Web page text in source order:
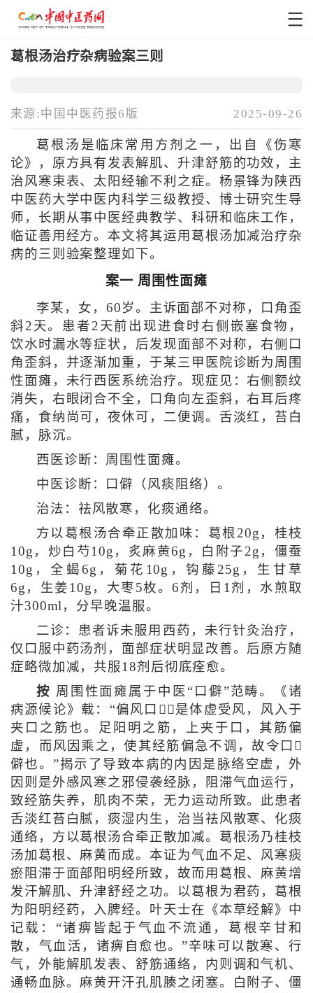
葛根汤治疗杂病验案三则
来源:中国中医药报6版 2025-09-26
葛根汤是临床常用方剂之一，出自《伤寒
论》，原方具有发表解肌、升津舒筋的功效，主
治风寒束表、太阳经输不利之症。杨景锋为陕西
中医药大学中医内科学三级教授、博士研究生导
师，长期从事中医经典教学、科研和临床工作，
临证善用经方。本文将其运用葛根汤加减治疗杂
病的三则验案整理如下。
案一 周围性面瘫
李某，女，60岁。主诉面部不对称，口角歪
斜2天。患者2天前出现进食时右侧嵌塞食物，
饮水时漏水等症状，后发现面部不对称，右侧口
角歪斜，并逐渐加重，于某三甲医院诊断为周围
性面瘫，未行西医系统治疗。现症见：右侧额纹
消失，右眼闭合不全，口角向左歪斜，右耳后疼
痛，食纳尚可，夜休可，二便调。舌淡红，苔白
腻，脉沉。
西医诊断：周围性面瘫。
中医诊断：口僻（风痰阻络）。
治法：祛风散寒，化痰通络。
方以葛根汤合牵正散加味：葛根20g，桂枝
10g，炒白芍10g，炙麻黄6g，白附子2g，僵蚕
10g，全蝎6g，菊花10g，钩藤25g，生甘草
6g，生姜10g，大枣5枚。6剂，日1剂，水煎取
汁300ml，分早晚温服。
二诊：患者诉未服用西药，未行针灸治疗，
仅口服中药汤剂，面部症状明显改善。后原方随
症略微加减，共服18剂后彻底痊愈。
按 周围性面瘫属于中医“口僻”范畴。《诸
病源候论》载：“偏风口，是体虚受风，风入于
夹口之筋也。足阳明之筋，上夹于口，其筋偏
虚，而风因乘之，使其经筋偏急不调，故令口
僻也。”揭示了导致本病的内因是脉络空虚，外
因则是外感风寒之邪侵袭经脉，阻滞气血运行，
致经筋失养，肌肉不荣，无力运动所致。此患者
舌淡红苔白腻，痰湿内生，治当祛风散寒、化痰
通络，方以葛根汤合牵正散加减。葛根汤乃桂枝
汤加葛根、麻黄而成。本证为气血不足、风寒痰
瘀阻滞于面部阳明经所致，故而用葛根、麻黄增
发汗解肌、升津舒经之功。以葛根为君药，葛根
为阳明经药，入脾经。叶天士在《本草经解》中
记载：“诸痹皆起于气血不流通，葛根辛甘和
散，气血活，诸痹自愈也。”辛味可以散寒、行
气，外能解肌发表、舒筋通络，内则调和气机、
通畅血脉。麻黄开汗孔肌腠之闭塞。白附子、僵